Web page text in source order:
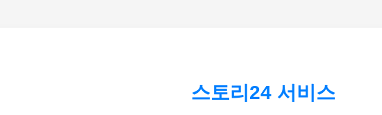
스토리24 서비스